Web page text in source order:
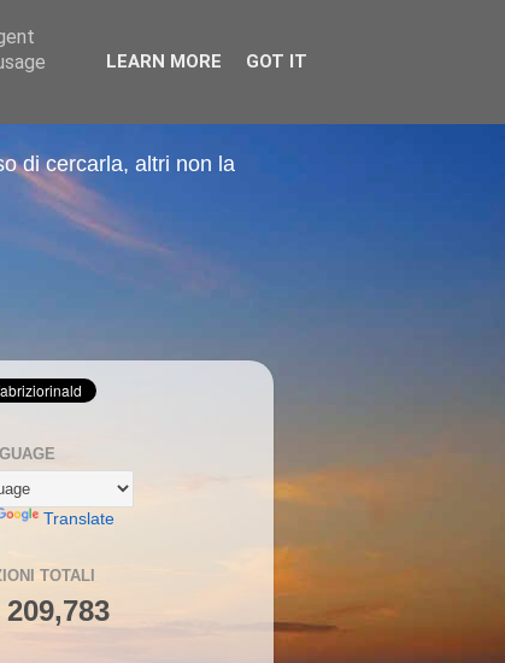
di cercarla, altri non la
Translate
TOTALI
209,783
LEARN MORE GOT IT